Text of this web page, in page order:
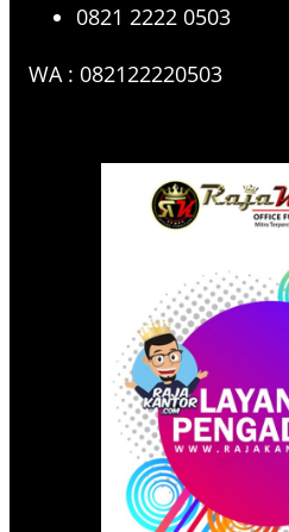
0821 2222 0503
WA : 082122220503